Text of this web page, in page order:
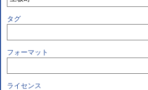
タグ
フォーマット
ライセンス